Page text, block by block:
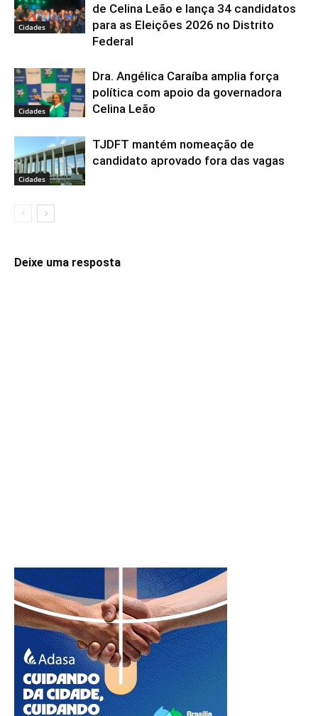
Cidades
de Celina Leão e lança 34 candidatos
para as Eleições 2026 no Distrito
Federal
Cidades
Dra. Angélica Caraíba amplia força
política com apoio da governadora
Celina Leão
Cidades
TJDFT mantém nomeação de
candidato aprovado fora das vagas
Deixe uma resposta